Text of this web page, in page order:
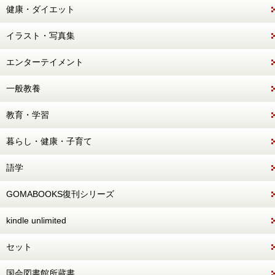
健康・ダイエット
イラスト・写真集
エンターテイメント
一般教養
教育・学習
暮らし・健康・子育て
語学
GOMABOOKS復刊シリーズ
kindle unlimited
セット